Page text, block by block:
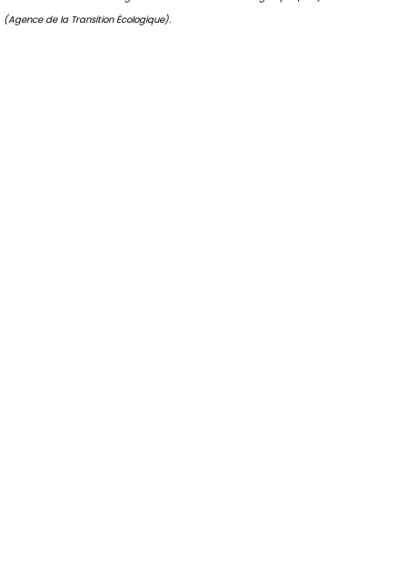
(Agence de la Transition Écologique).